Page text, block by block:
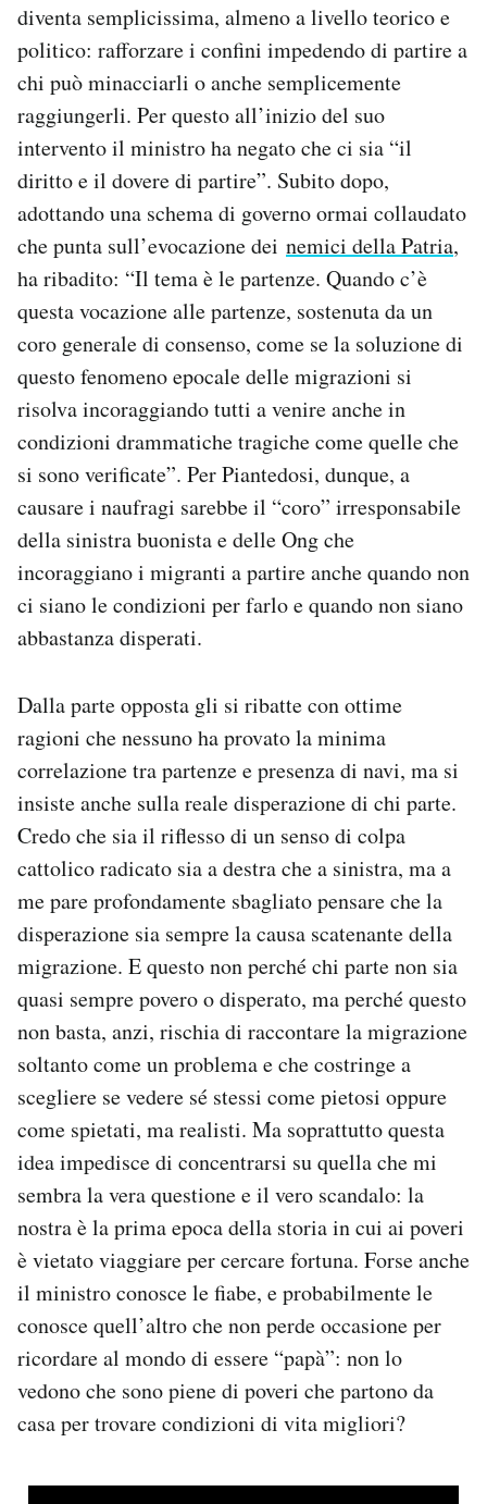
diventa semplicissima, almeno a livello teorico e
politico: rafforzare i confini impedendo di partire a
chi può minacciarli o anche semplicemente
raggiungerli. Per questo all’inizio del suo
intervento il ministro ha negato che ci sia “il
diritto e il dovere di partire”. Subito dopo,
adottando una schema di governo ormai collaudato
che punta sull’evocazione dei nemici della Patria,
ha ribadito: “Il tema è le partenze. Quando c’è
questa vocazione alle partenze, sostenuta da un
coro generale di consenso, come se la soluzione di
questo fenomeno epocale delle migrazioni si
risolva incoraggiando tutti a venire anche in
condizioni drammatiche tragiche come quelle che
si sono verificate”. Per Piantedosi, dunque, a
causare i naufragi sarebbe il “coro” irresponsabile
della sinistra buonista e delle Ong che
incoraggiano i migranti a partire anche quando non
ci siano le condizioni per farlo e quando non siano
abbastanza disperati.
Dalla parte opposta gli si ribatte con ottime
ragioni che nessuno ha provato la minima
correlazione tra partenze e presenza di navi, ma si
insiste anche sulla reale disperazione di chi parte.
Credo che sia il riflesso di un senso di colpa
cattolico radicato sia a destra che a sinistra, ma a
me pare profondamente sbagliato pensare che la
disperazione sia sempre la causa scatenante della
migrazione. E questo non perché chi parte non sia
quasi sempre povero o disperato, ma perché questo
non basta, anzi, rischia di raccontare la migrazione
soltanto come un problema e che costringe a
scegliere se vedere sé stessi come pietosi oppure
come spietati, ma realisti. Ma soprattutto questa
idea impedisce di concentrarsi su quella che mi
sembra la vera questione e il vero scandalo: la
nostra è la prima epoca della storia in cui ai poveri
è vietato viaggiare per cercare fortuna. Forse anche
il ministro conosce le fiabe, e probabilmente le
conosce quell’altro che non perde occasione per
ricordare al mondo di essere “papà”: non lo
vedono che sono piene di poveri che partono da
casa per trovare condizioni di vita migliori?